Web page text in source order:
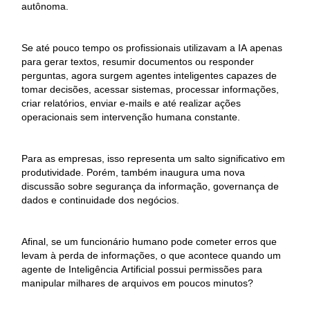
autônoma.
Se até pouco tempo os profissionais utilizavam a IA apenas
para gerar textos, resumir documentos ou responder
perguntas, agora surgem agentes inteligentes capazes de
tomar decisões, acessar sistemas, processar informações,
criar relatórios, enviar e-mails e até realizar ações
operacionais sem intervenção humana constante.
Para as empresas, isso representa um salto significativo em
produtividade. Porém, também inaugura uma nova
discussão sobre segurança da informação, governança de
dados e continuidade dos negócios.
Afinal, se um funcionário humano pode cometer erros que
levam à perda de informações, o que acontece quando um
agente de Inteligência Artificial possui permissões para
manipular milhares de arquivos em poucos minutos?